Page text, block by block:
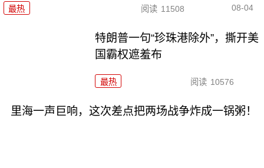
最热 阅读 11508 08-04
特朗普一句“珍珠港除外”，撕开美
国霸权遮羞布
最热 阅读 10576
里海一声巨响，这次差点把两场战争炸成一锅粥！